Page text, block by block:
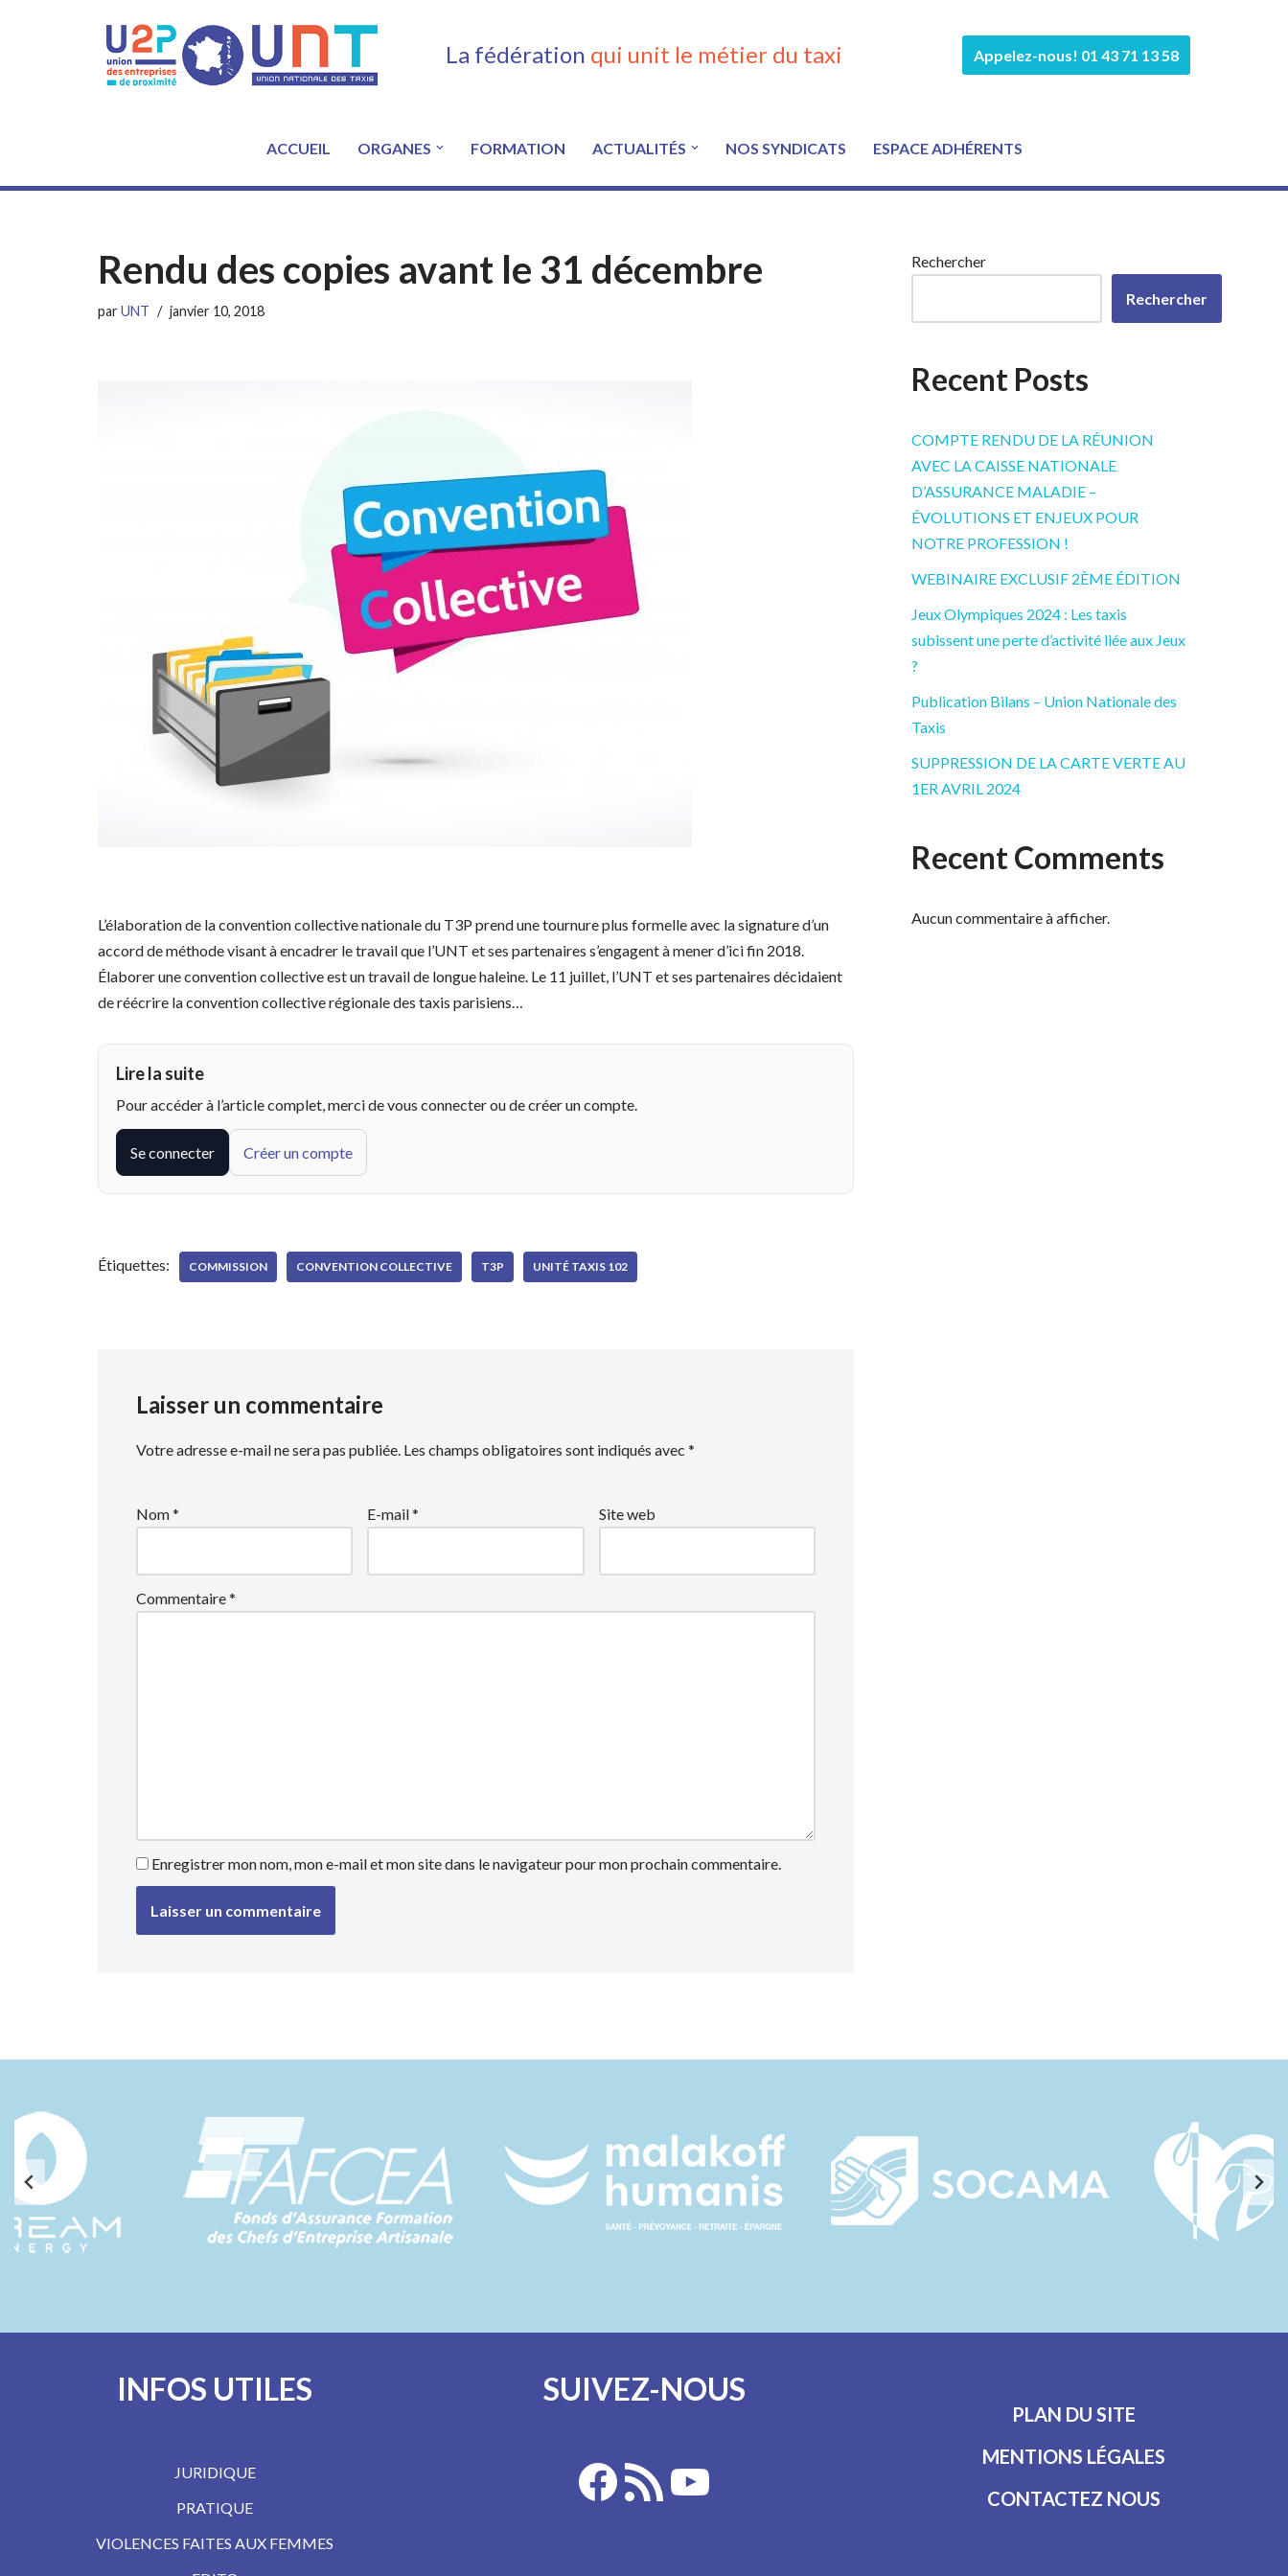
La fédération qui unit le métier du taxi Appelez-nous! 01 43 71 13 58
ACCUEIL ORGANES FORMATION ACTUALITÉS NOS SYNDICATS ESPACE ADHÉRENTS
Rendu des copies avant le 31 décembre
parUNT janvier 10, 2018
L’élaboration de la convention collective nationale du T3P prend une tournure plus formelle avec la signature d’un
accord de méthode visant à encadrer le travail que l’UNT et ses partenaires s’engagent à mener d’ici fin 2018.
Élaborer une convention collective est un travail de longue haleine. Le 11 juillet, l’UNT et ses partenaires décidaient
de réécrire la convention collective régionale des taxis parisiens…
Lire la suite
Pour accéder à l’article complet, merci de vous connecter ou de créer un compte.
Se connecter Créer un compte
Étiquettes: COMMISSION CONVENTION COLLECTIVE T3P UNITÉ TAXIS 102
Laisser un commentaire
Votre adresse e-mail ne sera pas publiée. Les champs obligatoires sont indiqués avec *
Nom* E-mail* Site web
Commentaire*
Enregistrer mon nom, mon e-mail et mon site dans le navigateur pour mon prochain commentaire.
Rechercher
Rechercher
Recent Posts
COMPTE RENDU DE LA RÉUNION
AVEC LA CAISSE NATIONALE
D’ASSURANCE MALADIE –
ÉVOLUTIONS ET ENJEUX POUR
NOTRE PROFESSION !
WEBINAIRE EXCLUSIF 2ÈME ÉDITION
Jeux Olympiques 2024 : Les taxis
subissent une perte d’activité liée aux Jeux
?
Publication Bilans – Union Nationale des
Taxis
SUPPRESSION DE LA CARTE VERTE AU
1ER AVRIL 2024
Recent Comments
Aucun commentaire à afficher.
INFOS UTILES
JURIDIQUE
PRATIQUE
VIOLENCES FAITES AUX FEMMES
SUIVEZ-NOUS
PLAN DU SITE
MENTIONS LÉGALES
CONTACTEZ NOUS